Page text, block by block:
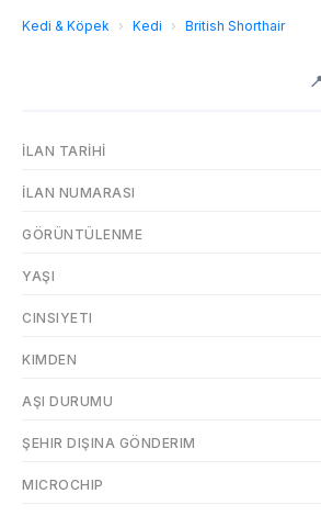
Kedi & Köpek › Kedi › British Shorthair
İLAN TARIHI
İLAN NUMARASI
GÖRÜNTÜLENME
YAŞI
CINSIYETI
KIMDEN
AŞI DURUMU
ŞEHIR DIŞINA GÖNDERIM
MICROCHIP